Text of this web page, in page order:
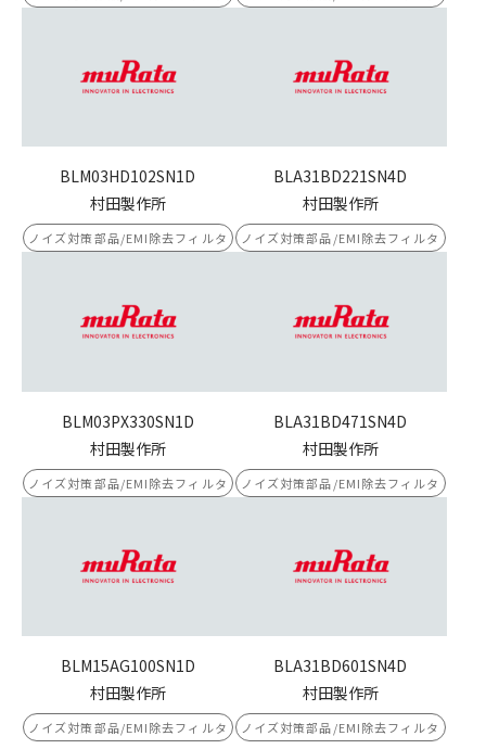
BLM03HD102SN1D
村田製作所
ノイズ対策部品/EMI除去フィルタ
BLA31BD221SN4D
村田製作所
ノイズ対策部品/EMI除去フィルタ
BLM03PX330SN1D
村田製作所
ノイズ対策部品/EMI除去フィルタ
BLA31BD471SN4D
村田製作所
ノイズ対策部品/EMI除去フィルタ
BLM15AG100SN1D
村田製作所
ノイズ対策部品/EMI除去フィルタ
BLA31BD601SN4D
村田製作所
ノイズ対策部品/EMI除去フィルタ